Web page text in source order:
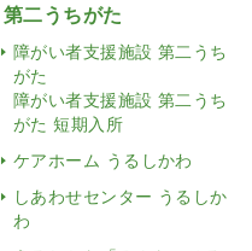
第二うちがた
障がい者支援施設 第二うち
がた
障がい者支援施設 第二うち
がた 短期入所
ケアホーム うるしかわ
しあわせセンター うるしか
わ